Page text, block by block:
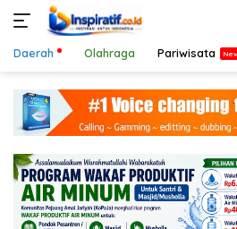
konten
Daerah Olahraga Pariwisata